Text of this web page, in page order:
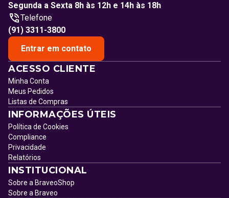
Segunda a Sexta 8h às 12h e 14h às 18h
Telefone
(91) 3311-3800
Entrar em contato
ACESSO CLIENTE
Minha Conta
Meus Pedidos
Listas de Compras
INFORMAÇÕES ÚTEIS
Política de Cookies
Compliance
Privacidade
Relatórios
INSTITUCIONAL
Sobre a BraveoShop
Sobre a Braveo